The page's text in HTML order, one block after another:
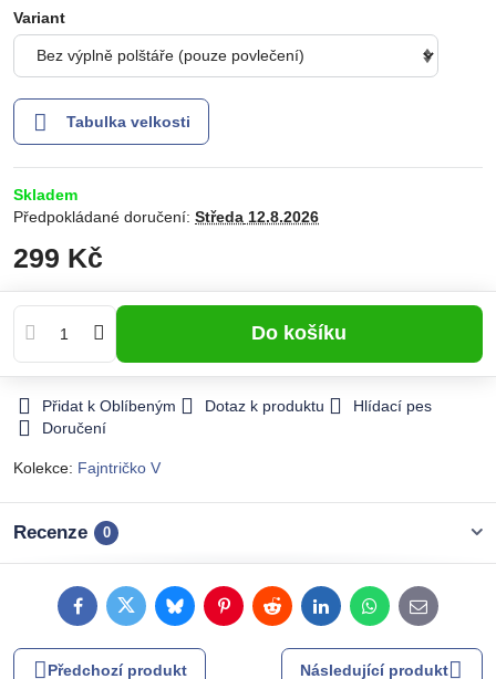
Variant
Tabulka velkosti
Skladem
Předpokládané doručení: Středa 12.8.2026
299 Kč
Do košíku
Přidat k Oblíbeným Dotaz k produktu
Hlídací pes
Doručení
Kolekce: Fajntričko V
Recenze 0
FacebookTwitterBlueskyPinterestRedditLinkedInWhatsApp
E-
mail
Předchozí produkt Následující produkt